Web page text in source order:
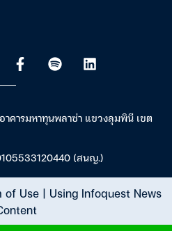
คารมหาทุนพลาซ่า แขวงลุมพินี เขต
(สนญ.)
of Use| Using Infoquest News